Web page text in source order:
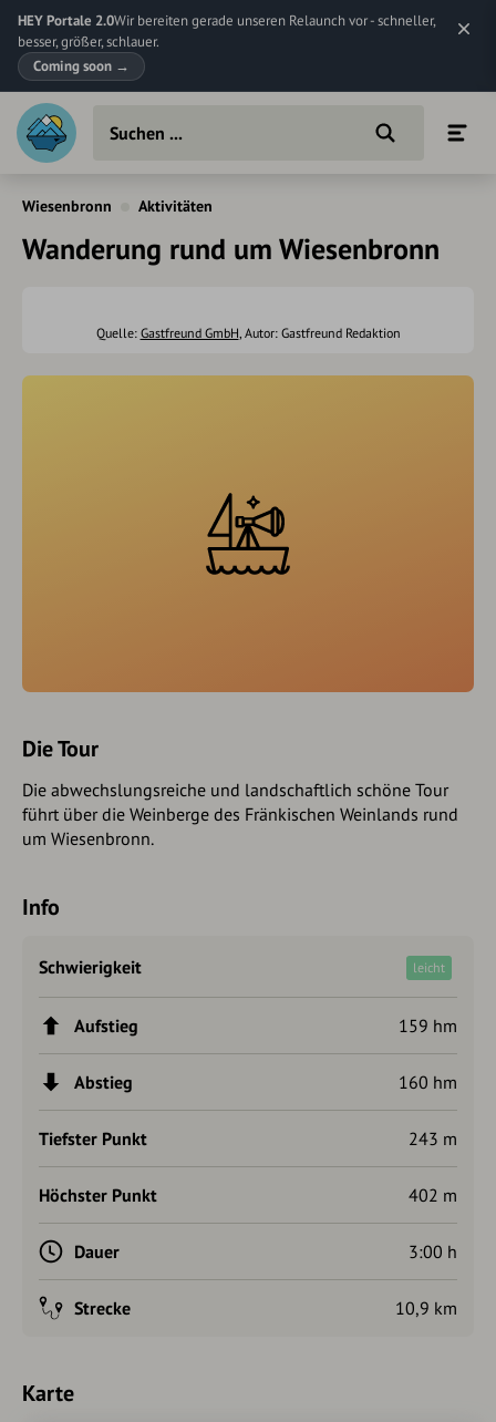
HEY Portale 2.0Wir bereiten gerade unseren Relaunch vor - schneller,
besser, größer, schlauer.
Coming soon →
Wiesenbronn Aktivitäten
Wanderung rund um Wiesenbronn
Quelle: Gastfreund GmbH, Autor: Gastfreund Redaktion
Die Tour
Die abwechslungsreiche und landschaftlich schöne Tour
führt über die Weinberge des Fränkischen Weinlands rund
um Wiesenbronn.
Info
Schwierigkeit leicht
Aufstieg 159 hm
Abstieg 160 hm
Tiefster Punkt 243 m
Höchster Punkt 402 m
Dauer 3:00 h
Strecke 10,9 km
Karte